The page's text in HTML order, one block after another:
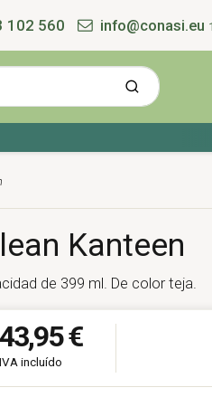
102 560 info@conasi.eu
Kanteen
de 399 ml. De color teja.
43,95 €
IVA incluído